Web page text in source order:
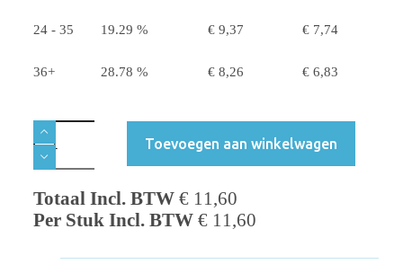
24 - 35 19.29 % € 9,37 € 7,74
36+ 28.78 % € 8,26 € 6,83
Toevoegen aan winkelwagen
Totaal Incl. BTW €11,60
Per Stuk Incl. BTW €11,60